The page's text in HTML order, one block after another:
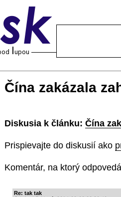
Čína zakázala
Diskusia k článku: Čína
Prispievajte do diskusií ako
Komentár, na ktorý
Re: tak tak